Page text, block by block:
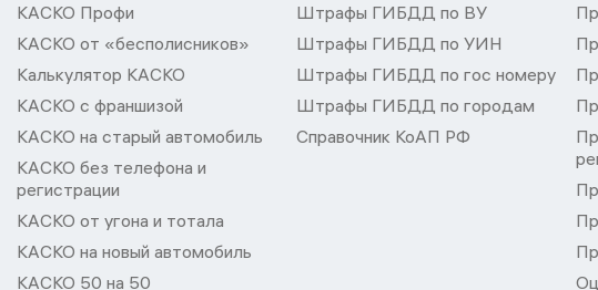
КАСКО Профи
КАСКО от «бесполисников»
Калькулятор КАСКО
КАСКО с франшизой
КАСКО на старый автомобиль
КАСКО без телефона и
регистрации
КАСКО от угона и тотала
КАСКО на новый автомобиль
КАСКО 50 на 50
Штрафы ГИБДД по ВУ
Штрафы ГИБДД по УИН
Штрафы ГИБДД по гос номеру
Штрафы ГИБДД по городам
Справочник КоАП РФ